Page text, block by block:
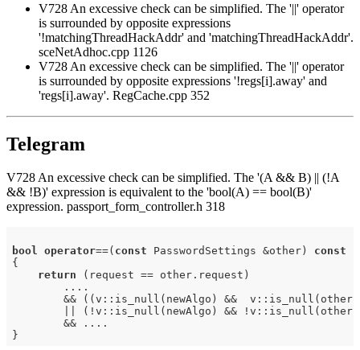
V728 An excessive check can be simplified. The '||' operator
is surrounded by opposite expressions
'!matchingThreadHackAddr' and 'matchingThreadHackAddr'.
sceNetAdhoc.cpp 1126
V728 An excessive check can be simplified. The '||' operator
is surrounded by opposite expressions '!regs[i].away' and
'regs[i].away'. RegCache.cpp 352
Telegram
V728 An excessive check can be simplified. The '(A && B) || (!A
&& !B)' expression is equivalent to the 'bool(A) == bool(B)'
expression. passport_form_controller.h 318
bool operator==( const PasswordSettings &other) const
{
return (request == other.request)
        ....
&& ((v::is_null(newAlgo) &&
|| (!v::is_null(newAlgo) &&
        && ....